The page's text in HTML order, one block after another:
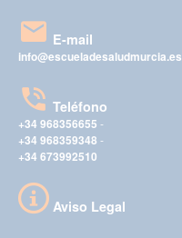
E-mail
info@escueladesaludmurcia.es
Teléfono
+34 968356655 -
+34 968359348 -
+34 673992510
Aviso Legal